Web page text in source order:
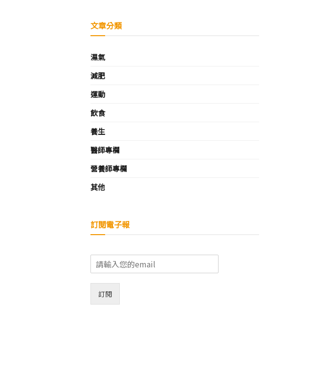
文章分類
濕氣
減肥
運動
飲食
養生
醫師專欄
營養師專欄
其他
訂閱電子報
E
m
*
訂閱